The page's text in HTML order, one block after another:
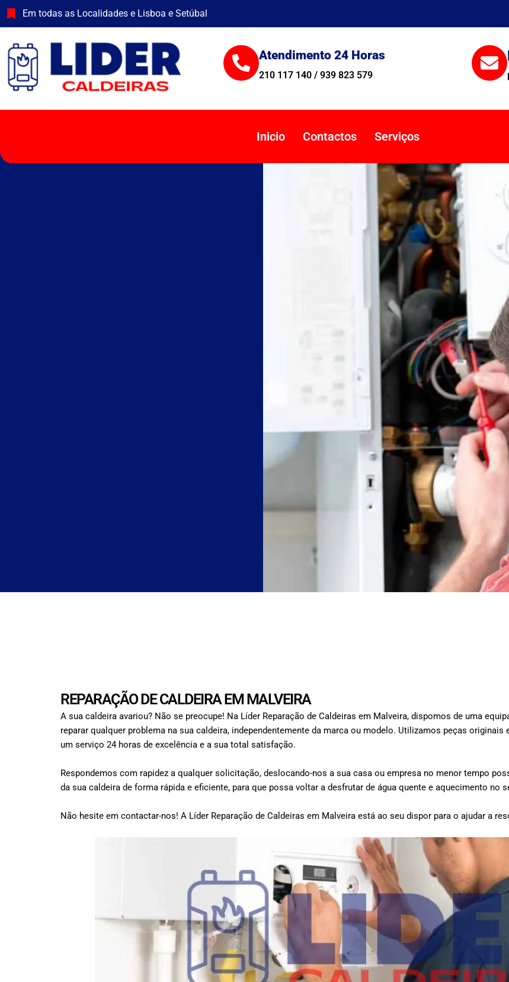
Skip
to
Em todas as Localidades e Lisboa e Setúbal
Atendimento 24 Horas
210 117 140 / 939 823 579
Inicio Contactos Serviços
REPARAÇÃO DE CALDEIRA EM MALVEIRA
A sua caldeira avariou? Não se preocupe! Na Líder Reparação de Caldeiras em Malveira, dispomos de uma
reparar qualquer problema na sua caldeira, independentemente da marca ou modelo. Utilizamos peças
um serviço 24 horas de excelência e a sua total satisfação.
Respondemos com rapidez a qualquer solicitação, deslocando-nos a sua casa ou empresa no menor tempo
da sua caldeira de forma rápida e eficiente, para que possa voltar a desfrutar de água quente e aquecimento no
Não hesite em contactar-nos! A Líder Reparação de Caldeiras em Malveira está ao seu dispor para o ajudar a